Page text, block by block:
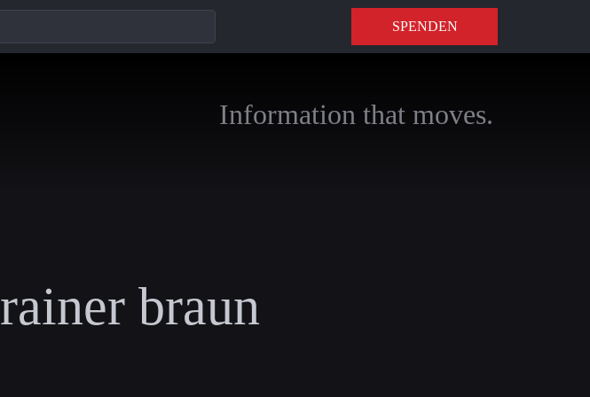
SPENDEN
Information that moves.
rainer braun